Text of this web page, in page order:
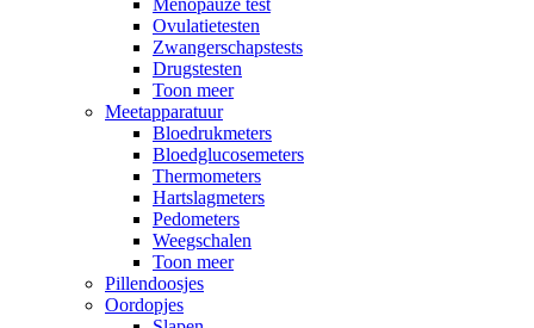
Ovulatietesten
Zwangerschapstests
Drugstesten
Toon meer
Meetapparatuur
Bloedrukmeters
Bloedglucosemeters
Thermometers
Hartslagmeters
Pedometers
Weegschalen
Toon meer
Pillendoosjes
Oordopjes